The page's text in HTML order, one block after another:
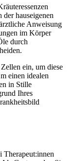
der hauseigenen
Anweisung
im Körper
durch
ein, um diese
einen idealen
in Stille
Ihres
Therapeut:innen